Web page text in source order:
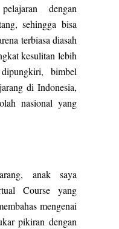
dengan
sehingga bisa
terbiasa diasah
kesulitan lebih
bimbel
di Indonesia,
nasional yang
anak saya
Course yang
mengenai
pikiran dengan